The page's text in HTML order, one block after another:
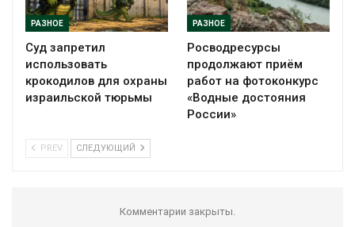
РАЗНОЕ
Суд запретил
использовать
крокодилов для охраны
израильской тюрьмы
РАЗНОЕ
Росводресурсы
продолжают приём
работ на фотоконкурс
«Водные достояния
России»
PREV СЛЕДУЮЩИЙ
Комментарии закрыты.